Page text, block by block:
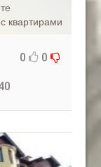
квартирами
0 0